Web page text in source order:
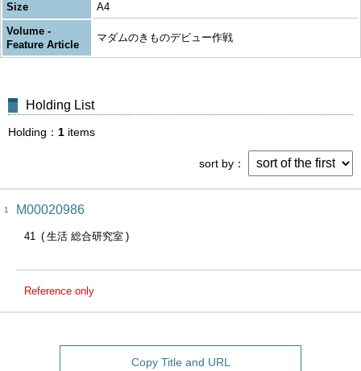
Size
A4
Volume -
Feature Article
マダムのきものデビュー作戦
Holding List
Holding 1 items
sort by
1 M00020986
41 生活 総合研究室
Reference only
Copy Title and URL